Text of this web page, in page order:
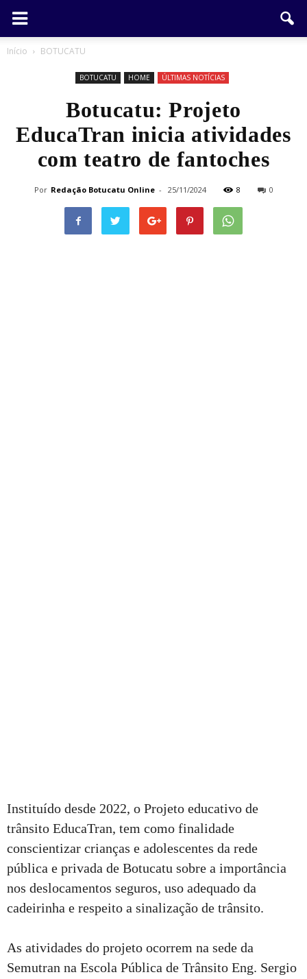
Início BOTUCATU
BOTUCATU HOME ÚLTIMAS NOTÍCIAS
Botucatu: Projeto
EducaTran inicia atividades
com teatro de fantoches
Por Redação Botucatu Online - 25/11/2024 8 0
Instituído desde 2022, o Projeto educativo de
trânsito EducaTran, tem como finalidade
conscientizar crianças e adolescentes da rede
pública e privada de Botucatu sobre a importância
nos deslocamentos seguros, uso adequado da
cadeirinha e respeito a sinalização de trânsito.
As atividades do projeto ocorrem na sede da
Semutran na Escola Pública de Trânsito Eng. Sergio